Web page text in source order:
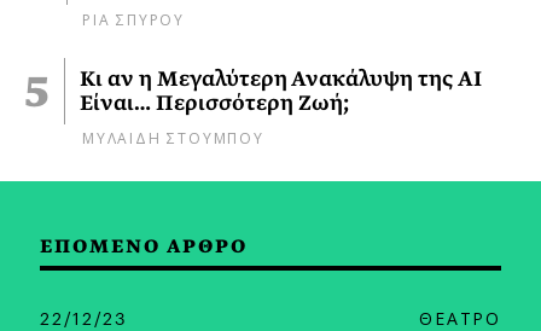
ΡΙΑ ΣΠΥΡΟΥ
Κι αν η Μεγαλύτερη Ανακάλυψη της AI
Είναι… Περισσότερη Ζωή;
ΜΥΛΑΙΔΗ ΣΤΟΥΜΠΟΥ
ΕΠΟΜΕΝΟ ΑΡΘΡΟ
22/12/23 ΘΕΑΤΡΟ